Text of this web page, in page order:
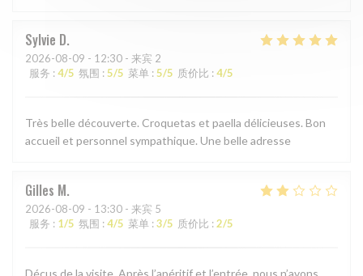
Sylvie D
2026-08-09 - 12:30 - 来宾 2
服务 : 4/5 氛围 : 5/5 菜单 :5/5 质价比 : 4/5
Très belle découverte. Croquetas et paella délicieuses. Bon
accueil et personnel sympathique. Une belle adresse
Gilles M
2026-08-09 - 13:30 - 来宾 5
服务 : 1/5 氛围 : 4/5 菜单 : 3/5 质价比 : 2/5